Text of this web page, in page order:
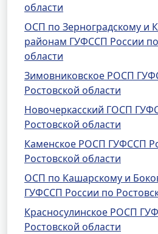
области
ОСП по Зерноградскому и
районам ГУФССП России
области
Зимовниковское РОСП
Ростовской области
Новочеркасский ГОСП
Ростовской области
Каменское РОСП ГУФССП
Ростовской области
ОСП по Кашарскому и
ГУФССП России по
Красносулинское РОСП
Ростовской области